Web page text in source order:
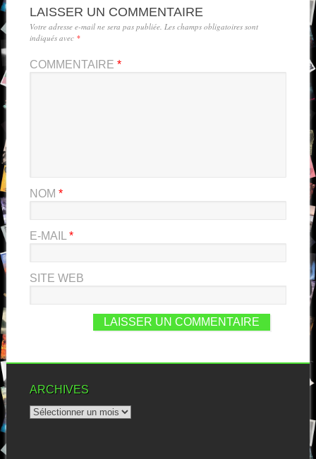
LAISSER UN COMMENTAIRE
Votre adresse e-mail ne sera pas publiée. Les champs obligatoires sont
indiqués avec *
COMMENTAIRE *
NOM *
E-MAIL *
SITE WEB
ARCHIVES